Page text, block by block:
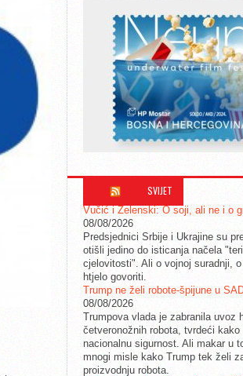
SVIJET
Vučić i Zelenski: O soji, ali ne i o
08/08/2026
Predsjednici Srbije i Ukrajine su
otišli jedino do isticanja načela
cjelovitosti". Ali o vojnoj suradnji,
htjelo govoriti.
Trump ne želi robote-špijune u
08/08/2026
Trumpova vlada je zabranila uvoz
četveronožnih robota, tvrdeći
nacionalnu sigurnost. Ali makar u
mnogi misle kako Trump tek želi
proizvodnju robota.